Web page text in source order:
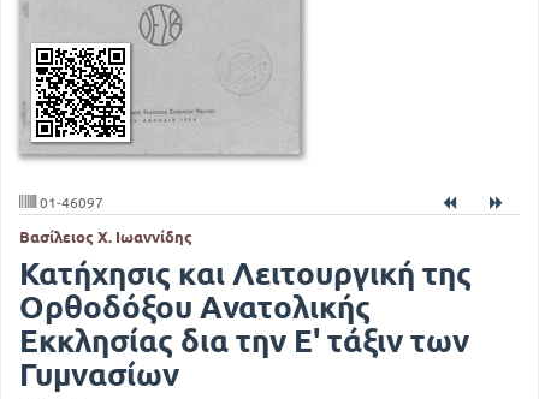
01-46097
Βασίλειος Χ. Ιωαννίδης
Κατήχησις και Λειτουργική της
Ορθοδόξου Ανατολικής
Εκκλησίας δια την Ε' τάξιν των
Γυμνασίων